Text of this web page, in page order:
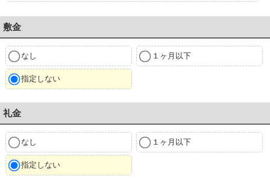
敷金
なし １ヶ月以下
指定しない
礼金
なし １ヶ月以下
指定しない